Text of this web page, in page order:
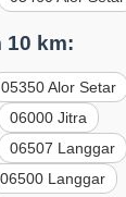
10 km:
05350 Alor Setar
06000 Jitra
06507 Langgar
06500 Langgar